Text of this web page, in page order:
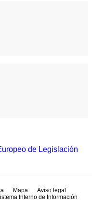
de Legislación
Mapa
Aviso legal
Interno de Información